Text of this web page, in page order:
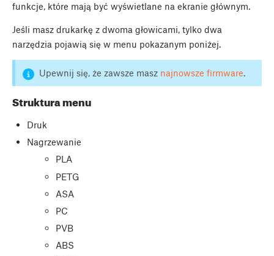
funkcje, które mają być wyświetlane na ekranie głównym.
Jeśli masz drukarkę z dwoma głowicami, tylko dwa
narzędzia pojawią się w menu pokazanym poniżej.
Upewnij się, że zawsze masz najnowsze firmware.
Struktura menu
Druk
Nagrzewanie
PLA
PETG
ASA
PC
PVB
ABS